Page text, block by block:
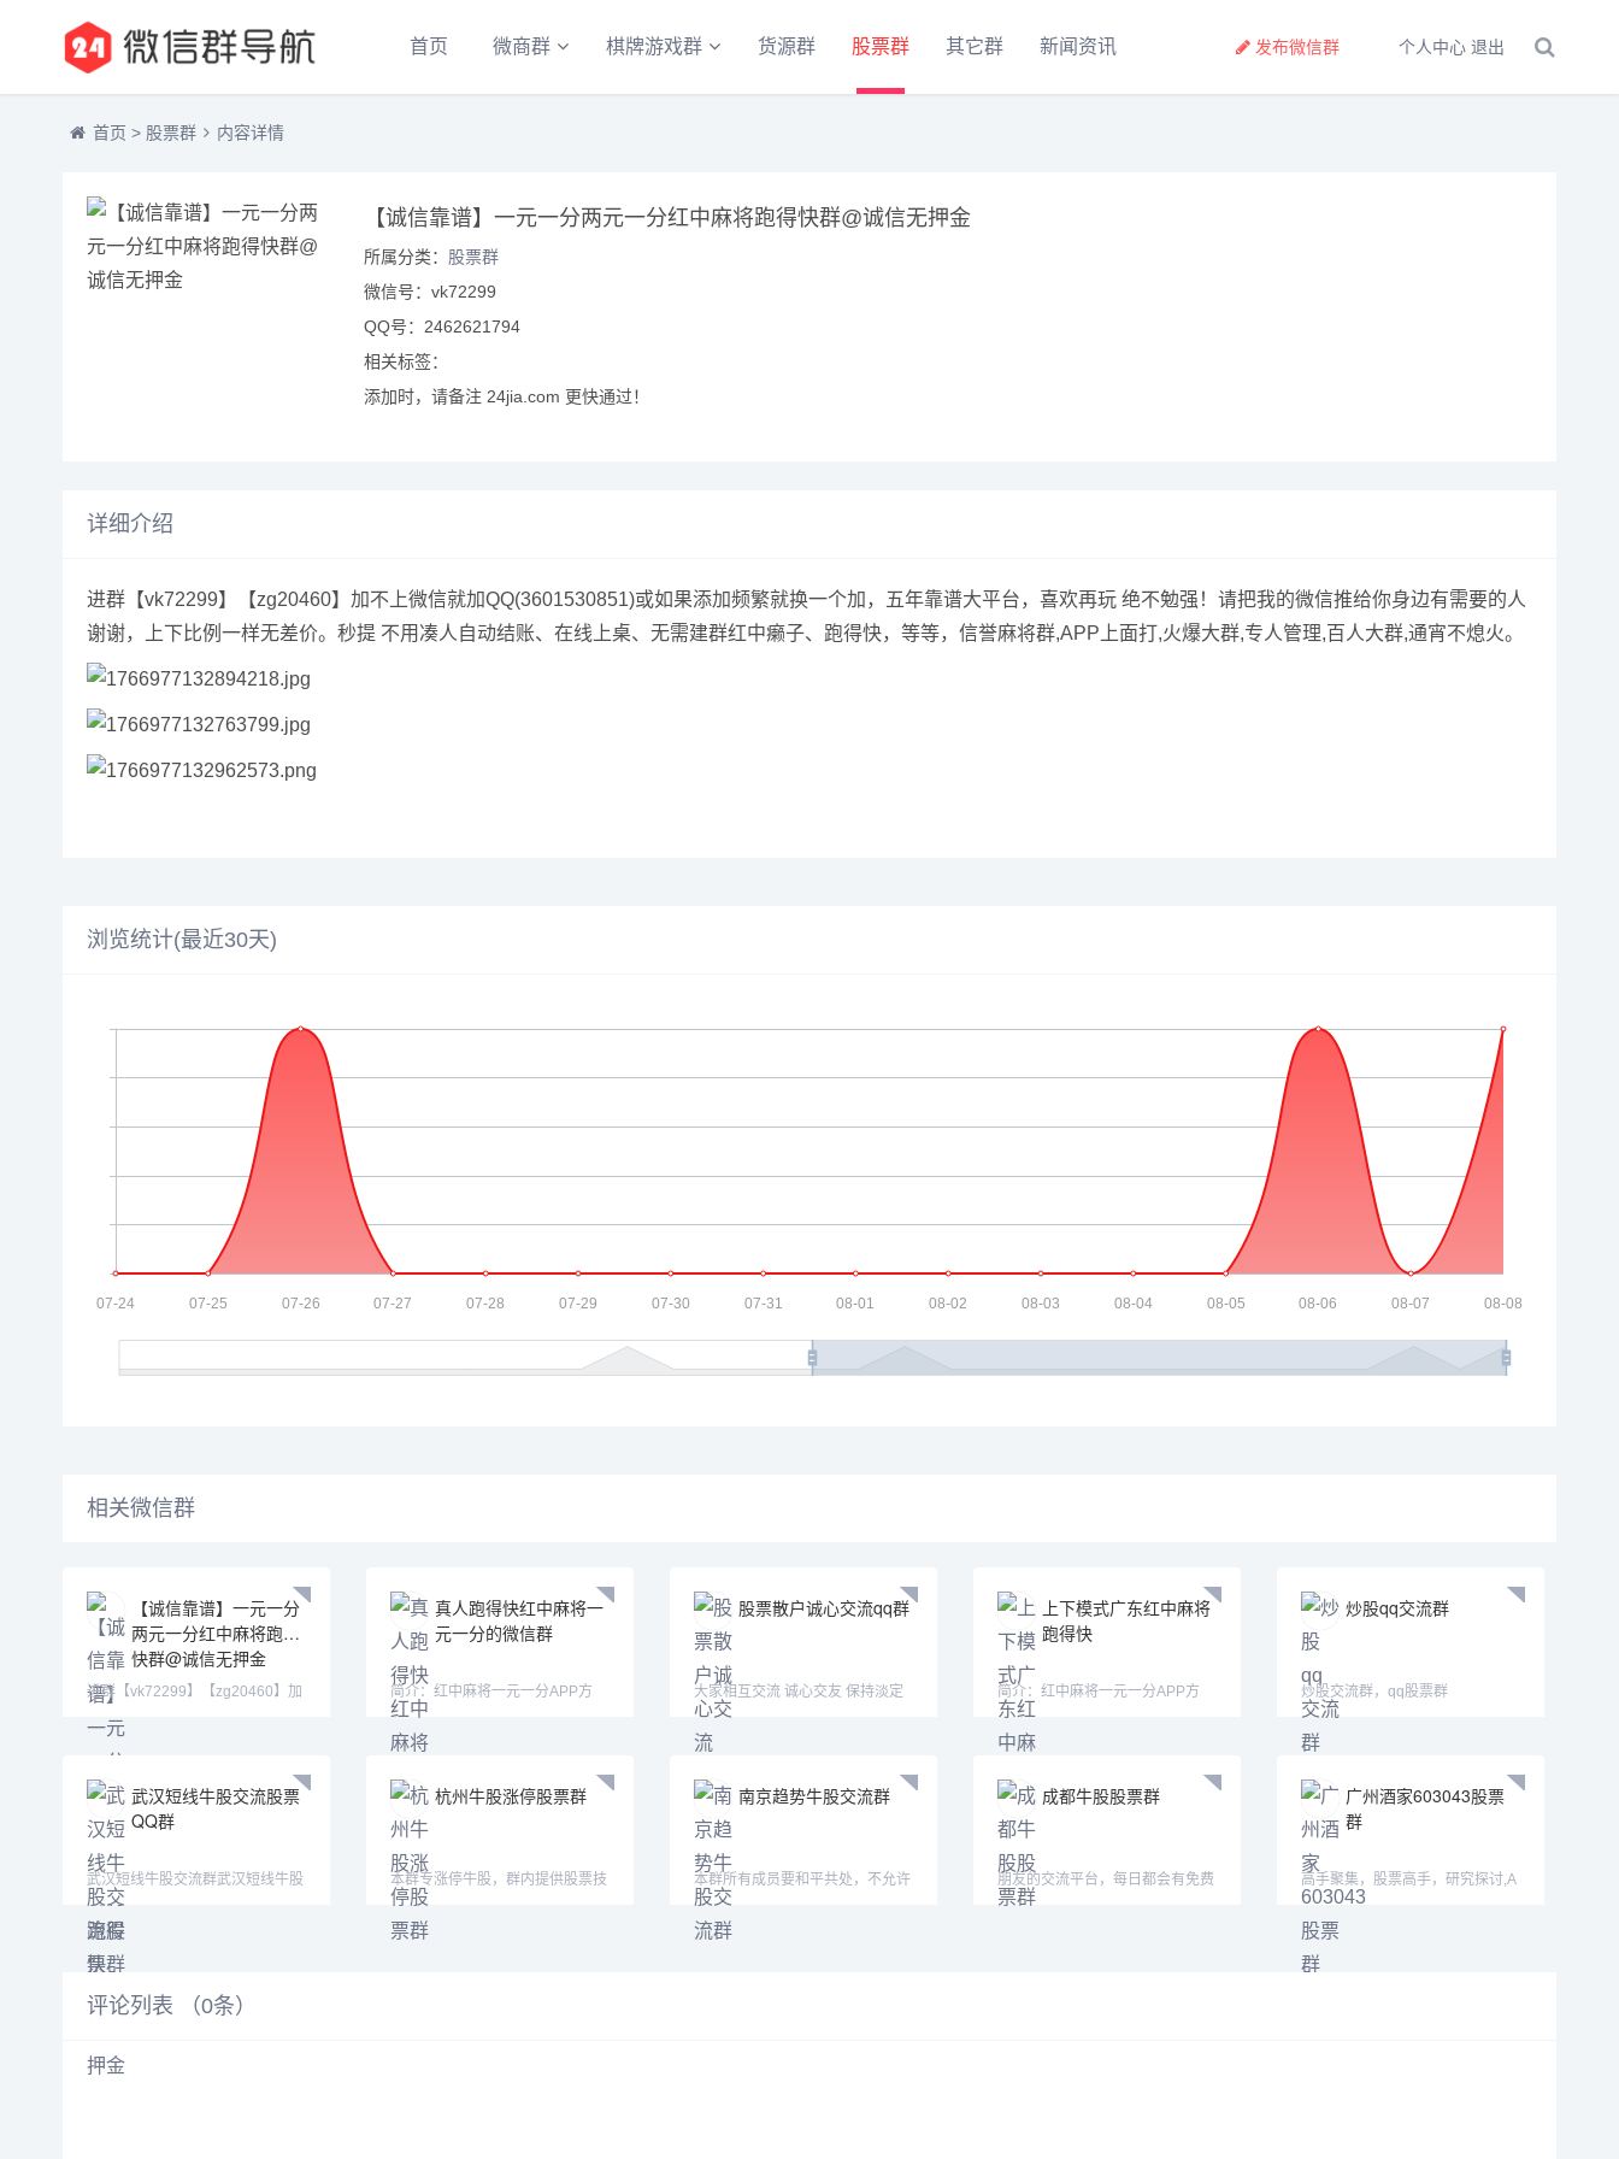
首页 微商群 棋牌游戏群 货源群 股票群 其它群 新闻资讯 个人中心 退出
发布微信群
首页 > 股票群 内容详情
【诚信靠谱】一元一分两元一分红中麻将跑得快群@诚信无押金
所属分类： 股票群
微信号：vk72299
QQ号：2462621794
相关标签：
添加时，请备注 24jia.com 更快通过！
详细介绍
进群【vk72299】【zg20460】加不上微信就加QQ(3601530851)或如果添加频繁就换一个加，五年靠谱大平台，喜欢再玩 绝不勉强！请把我的微信推给你身边有需要的人
谢谢，上下比例一样无差价。秒提 不用凑人自动结账、在线上桌、无需建群红中癞子、跑得快，等等，信誉麻将群,APP上面打,火爆大群,专人管理,百人大群,通宵不熄火。
浏览统计(最近30天)
相关微信群
【诚信靠谱】一元一分
两元一分红中麻将跑得
快群@诚信无押金
进群【vk72299】【zg20460】加
真人跑得快红中麻将一
元一分的微信群
简介：红中麻将一元一分APP方
式：认准微—mj33656—mimi15
股票散户诚心交流qq群
大家相互交流 诚心交友 保持淡定
的心态
上下模式广东红中麻将
跑得快
简介：红中麻将一元一分APP方
式：认准微—mj33656—mimi15
炒股qq交流群
炒股交流群，qq股票群
武汉短线牛股交流股票
QQ群
武汉短线牛股交流群武汉短线牛股
交流群武汉短线牛股交
杭州牛股涨停股票群
本群专涨停牛股，群内提供股票技
术指导，股票解套指导，欢迎
南京趋势牛股交流群
本群所有成员要和平共处，不允许
有辱骂、讽刺群友的言辞
成都牛股股票群
朋友的交流平台，每日都会有免费
的股票更新，也欢迎大家积
广州酒家603043股票
群
高手聚集，股票高手，研究探讨,A
股要 买题材股，港股要买便
评论列表 （0条）